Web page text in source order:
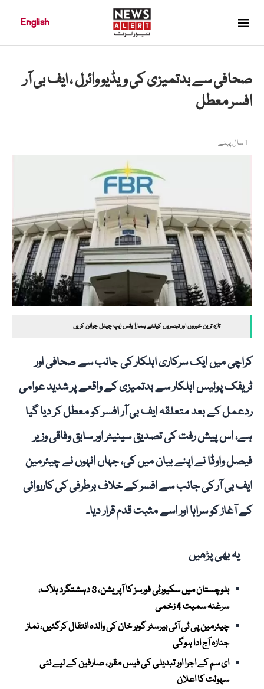
English
صحافی سے بدتمیزی کی ویڈیو وائرل ، ایف بی آر
افسر معطل
1 سال پہلے
تازہ ترین خبروں اور تبصروں کیلئے ہمارا وٹس ایپ چینل جوائن کریں
کراچی میں ایک سرکاری اہلکار کی جانب سے صحافی اور
ٹریفک پولیس اہلکار سے بدتمیزی کے واقعے پر شدید عوامی
ردعمل کے بعد متعلقہ ایف بی آر افسر کو معطل کر دیا گیا
ہے، اس پیش رفت کی تصدیق سینیٹر اور سابق وفاقی وزیر
فیصل واوڈا نے اپنے بیان میں کی، جہاں انہوں نے چیئرمین
ایف بی آر کی جانب سے افسر کے خلاف برطرفی کی کارروائی
کے آغاز کو سراہا اور اسے مثبت قدم قرار دیا۔
یہ بھی پڑھیں
بلوچستان میں سکیورٹی فورسز کا آپریشن، 3 دہشتگرد ہلاک،
سرغنہ سمیت 4 زخمی
چیئرمین پی ٹی آئی بیرسٹر گوہر خان کی والدہ انتقال کرگئیں، نماز
جنازہ آج ادا ہوگی
ای سم کے اجرا اور تبدیلی کی فیس مقرر، صارفین کے لیے نئی
سہولت کا اعلان